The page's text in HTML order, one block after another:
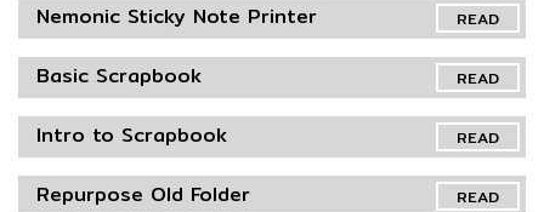
READ
Nemonic Sticky Note Printer
READ
Basic Scrapbook
READ
Intro to Scrapbook
READ
Repurpose Old Folder